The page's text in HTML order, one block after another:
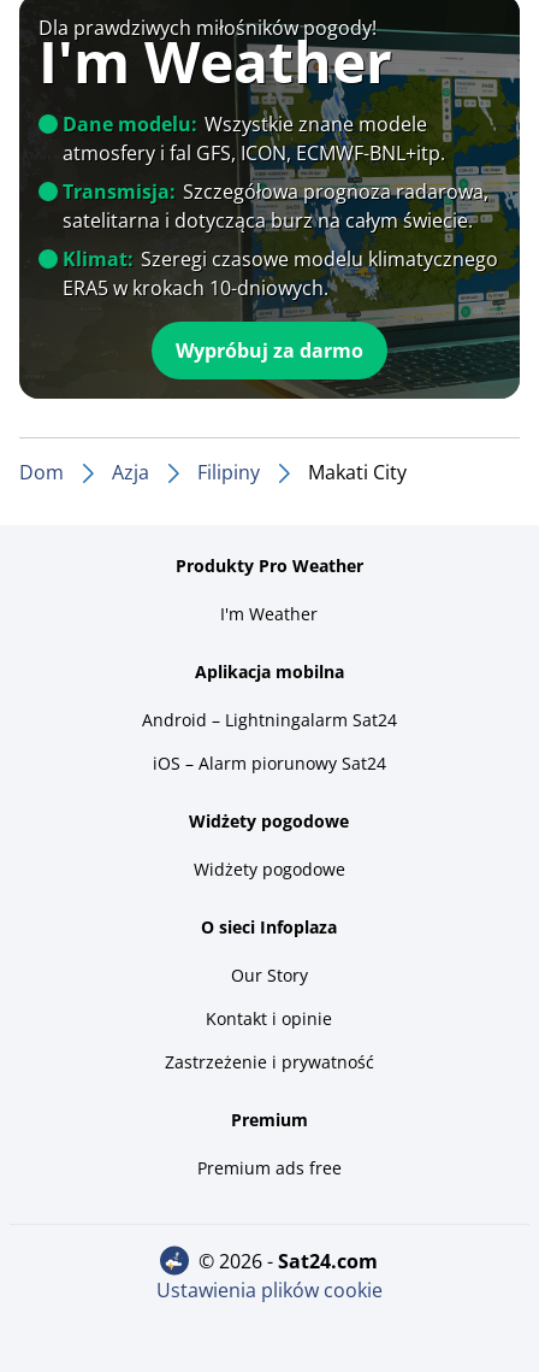
Dla prawdziwych miłośników pogody!
I'm Weather
Dane modelu: Wszystkie znane modele
atmosfery i fal GFS, ICON, ECMWF-BNL+itp.
Transmisja: Szczegółowa prognoza radarowa,
satelitarna i dotycząca burz na całym świecie.
Klimat: Szeregi czasowe modelu klimatycznego
ERA5 w krokach 10-dniowych.
Wypróbuj za darmo
Dom Azja Filipiny Makati City
Produkty Pro Weather
I'm Weather
Aplikacja mobilna
Android – Lightningalarm Sat24
iOS – Alarm piorunowy Sat24
Widżety pogodowe
Widżety pogodowe
O sieci Infoplaza
Our Story
Kontakt i opinie
Zastrzeżenie i prywatność
Premium
Premium ads free
© 2026 - sat24.com
Ustawienia plików cookie